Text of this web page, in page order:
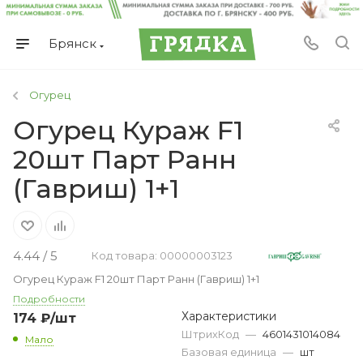
Брянск
Огурец
Огурец Кураж F1
20шт Парт Ранн
(Гавриш) 1+1
4.44 / 5
Код товара: 00000003123
Огурец Кураж F1 20шт Парт Ранн (Гавриш) 1+1
Подробности
174 ₽/шт
Мало
Характеристики
ШтрихКод — 4601431014084
Базовая единица — шт